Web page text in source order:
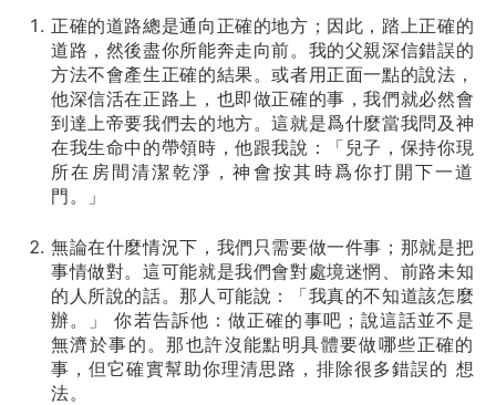
正確的道路總是通向正確的地方；因此，踏上正確的
道路，然後盡你所能奔走向前。我的父親深信錯誤的
方法不會產生正確的結果。或者用正面一點的說法，
他深信活在正路上，也即做正確的事，我們就必然會
到達上帝要我們去的地方。這就是爲什麼當我問及神
在我生命中的帶領時，他跟我說：「兒子，保持你現
所在房間清潔乾淨，神會按其時爲你打開下一道
門。」
無論在什麼情況下，我們只需要做一件事；那就是把
事情做對。這可能就是我們會對處境迷惘、前路未知
的人所說的話。那人可能說：「我真的不知道該怎麼
辦。」 你若告訴他：做正確的事吧；說這話並不是
無濟於事的。那也許沒能點明具體要做哪些正確的
事，但它確實幫助你理清思路，排除很多錯誤的 想
法。